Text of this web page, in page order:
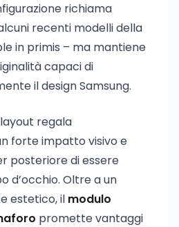
richiama
recenti modelli della
in primis – ma mantiene
capaci di
il design Samsung.
regala
forte impatto visivo e
posteriore di essere
d’occhio. Oltre a un
estetico, il modulo
promette vantaggi